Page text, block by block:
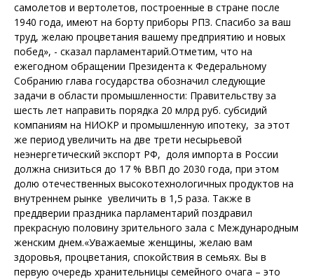
самолетов и вертолетов, построенные в стране после
1940 года, имеют на борту приборы РПЗ. Спасибо за ваш
труд, желаю процветания вашему предприятию и новых
побед», - сказал парламентарий.Отметим, что на
ежегодном обращении Президента к Федеральному
Собранию глава государства обозначил следующие
задачи в области промышленности: Правительству за
шесть лет направить порядка 20 млрд руб. субсидий
компаниям на НИОКР и промышленную ипотеку, за этот
же период увеличить на две трети несырьевой
неэнергетический экспорт РФ, доля импорта в России
должна снизиться до 17 % ВВП до 2030 года, при этом
долю отечественных высокотехнологичных продуктов на
внутреннем рынке увеличить в 1,5 раза. Также в
преддверии праздника парламентарий поздравил
прекрасную половину зрительного зала с Международным
женским днем.«Уважаемые женщины, желаю вам
здоровья, процветания, спокойствия в семьях. Вы в
первую очередь хранительницы семейного очага – это